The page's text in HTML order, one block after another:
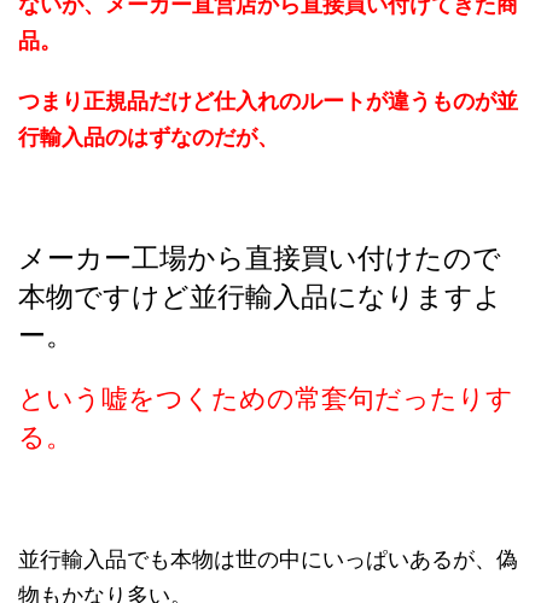
品。
つまり正規品だけど仕入れのルートが違うものが並
行輸入品のはずなのだが、
メーカー工場から直接買い付けたので
本物ですけど並行輸入品になりますよ
ー。
という嘘をつくための常套句だったりす
る。
並行輸入品でも本物は世の中にいっぱいあるが、偽
物もかなり多い。